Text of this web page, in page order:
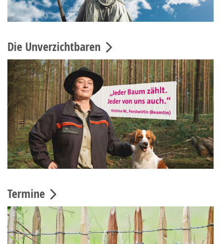
Die Unverzichtbaren
Termine